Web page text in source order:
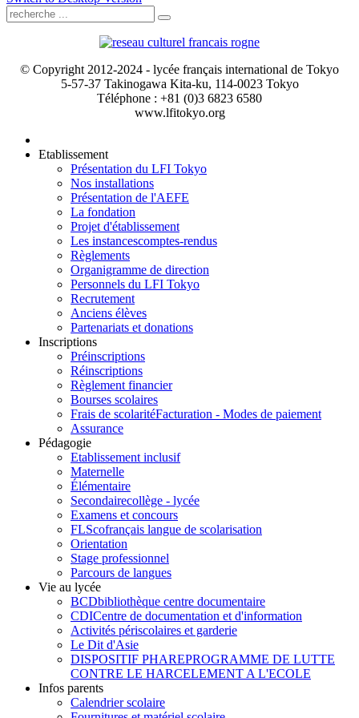
© Copyright 2012-2024 - lycée français international de Tokyo
5-57-37 Takinogawa Kita-ku, 114-0023 Tokyo
Téléphone : +81 (0)3 6823 6580
www.lfitokyo.org
Etablissement
Présentation du LFI Tokyo
Nos installations
Présentation de l'AEFE
La fondation
Projet d'établissement
Les instancescomptes-rendus
Règlements
Organigramme de direction
Personnels du LFI Tokyo
Recrutement
Anciens élèves
Partenariats et donations
Inscriptions
Préinscriptions
Réinscriptions
Règlement financier
Bourses scolaires
Frais de scolaritéFacturation - Modes de paiement
Assurance
Pédagogie
Etablissement inclusif
Maternelle
Élémentaire
Secondairecollège - lycée
Examens et concours
FLScofrançais langue de scolarisation
Orientation
Stage professionnel
Parcours de langues
Vie au lycée
BCDbibliothèque centre documentaire
CDICentre de documentation et d'information
Activités périscolaires et garderie
Le Dit d'Asie
DISPOSITIF PHAREPROGRAMME DE LUTTE
CONTRE LE HARCELEMENT A L'ECOLE
Infos parents
Calendrier scolaire